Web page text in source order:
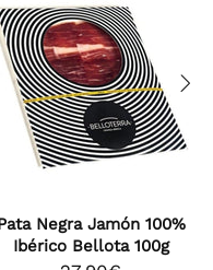
Negra Jamón 100%
Ibérico Bellota 100g